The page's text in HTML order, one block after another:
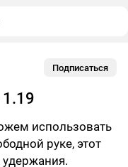
Подписаться
1.19
использовать
руке, этот
удержания.